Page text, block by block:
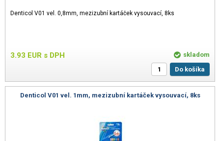
Denticol V01 vel. 0,8mm, mezizubní kartáček vysouvací, 8ks
3.93 EUR s DPH
skladom
Do košíka
Denticol V01 vel. 1mm, mezizubní kartáček vysouvací, 8ks